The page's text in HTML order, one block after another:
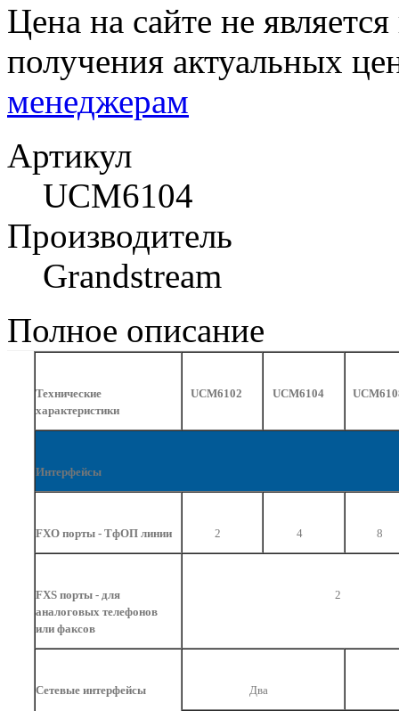
Цена на сайте не
получения актуальных
менеджерам
Артикул
UCM6104
Производитель
Grandstream
Полное описание
Технические
характеристики
UCM6102 UCM6104
Интерфейсы
FXO порты - ТфОП линии 2 4 8
FXS порты - для
аналоговых телефонов
или факсов
2
Сетевые интерфейсы Два